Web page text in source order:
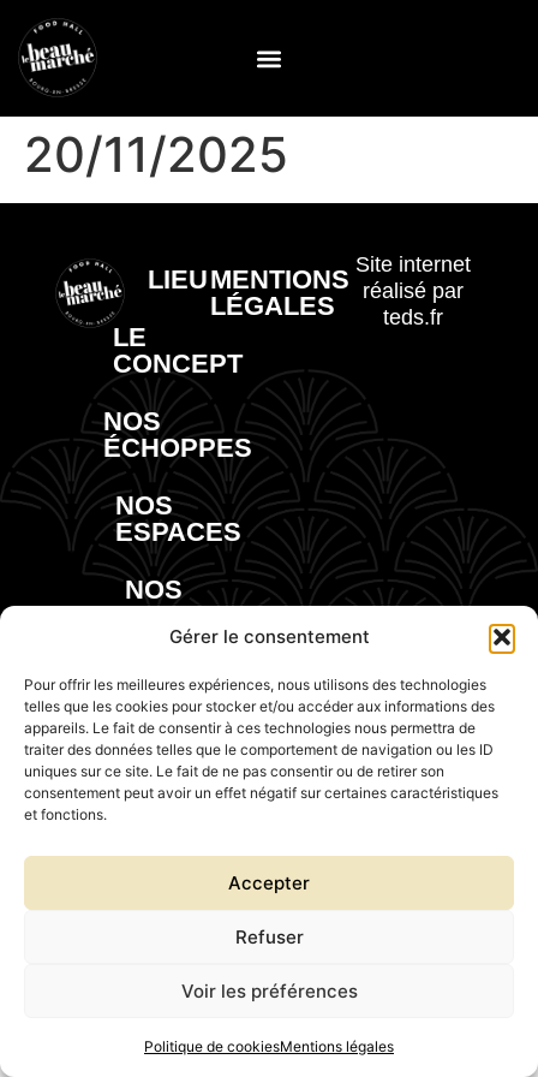
Gérer le consentement
Pour offrir les meilleures expériences, nous utilisons des technologies
telles que les cookies pour stocker et/ou accéder aux informations des
appareils. Le fait de consentir à ces technologies nous permettra de
traiter des données telles que le comportement de navigation ou les ID
uniques sur ce site. Le fait de ne pas consentir ou de retirer son
consentement peut avoir un effet négatif sur certaines caractéristiques
et fonctions.
Accepter
Refuser
Voir les préférences
Politique de cookiesMentions légales
20/11/2025
LIEU
LE
CONCEPT
NOS
ÉCHOPPES
NOS
ESPACES
NOS
EVENTS
MENTIONS
LÉGALES
Site internet
réalisé par
teds.fr